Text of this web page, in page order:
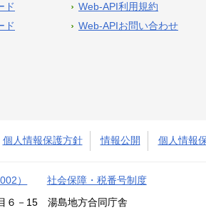
ド
ド
Web-API利用規約
Web-APIお問い合わせ
個人情報保護方針 情報公開 個人情報
） 社会保障・税番号制度
６－15 湯島地方合同庁舎